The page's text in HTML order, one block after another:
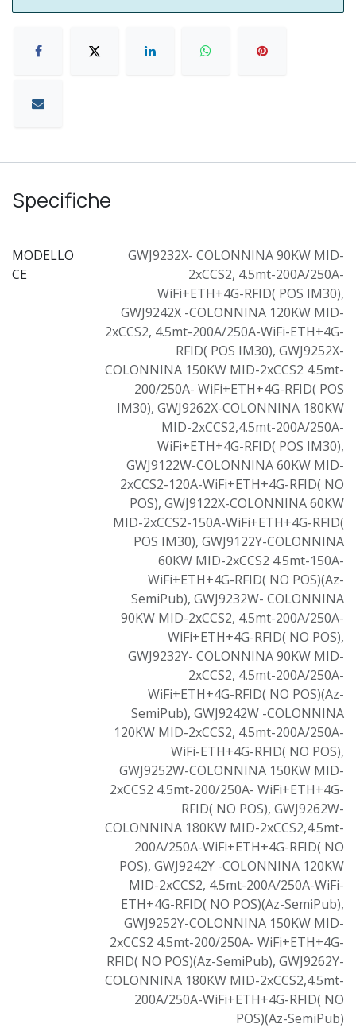
Specifiche
MODELLO
CE
GWJ9232X- COLONNINA 90KW MID-
2xCCS2, 4.5mt-200A/250A-
WiFi+ETH+4G-RFID( POS IM30),
GWJ9242X -COLONNINA 120KW MID-
2xCCS2, 4.5mt-200A/250A-WiFi-ETH+4G-
RFID( POS IM30), GWJ9252X-
COLONNINA 150KW MID-2xCCS2 4.5mt-
200/250A- WiFi+ETH+4G-RFID( POS
IM30), GWJ9262X-COLONNINA 180KW
MID-2xCCS2,4.5mt-200A/250A-
WiFi+ETH+4G-RFID( POS IM30),
GWJ9122W-COLONNINA 60KW MID-
2xCCS2-120A-WiFi+ETH+4G-RFID( NO
POS), GWJ9122X-COLONNINA 60KW
MID-2xCCS2-150A-WiFi+ETH+4G-RFID(
POS IM30), GWJ9122Y-COLONNINA
60KW MID-2xCCS2 4.5mt-150A-
WiFi+ETH+4G-RFID( NO POS)(Az-
SemiPub), GWJ9232W- COLONNINA
90KW MID-2xCCS2, 4.5mt-200A/250A-
WiFi+ETH+4G-RFID( NO POS),
GWJ9232Y- COLONNINA 90KW MID-
2xCCS2, 4.5mt-200A/250A-
WiFi+ETH+4G-RFID( NO POS)(Az-
SemiPub), GWJ9242W -COLONNINA
120KW MID-2xCCS2, 4.5mt-200A/250A-
WiFi-ETH+4G-RFID( NO POS),
GWJ9252W-COLONNINA 150KW MID-
2xCCS2 4.5mt-200/250A- WiFi+ETH+4G-
RFID( NO POS), GWJ9262W-
COLONNINA 180KW MID-2xCCS2,4.5mt-
200A/250A-WiFi+ETH+4G-RFID( NO
POS), GWJ9242Y -COLONNINA 120KW
MID-2xCCS2, 4.5mt-200A/250A-WiFi-
ETH+4G-RFID( NO POS)(Az-SemiPub),
GWJ9252Y-COLONNINA 150KW MID-
2xCCS2 4.5mt-200/250A- WiFi+ETH+4G-
RFID( NO POS)(Az-SemiPub), GWJ9262Y-
COLONNINA 180KW MID-2xCCS2,4.5mt-
200A/250A-WiFi+ETH+4G-RFID( NO
POS)(Az-SemiPub)